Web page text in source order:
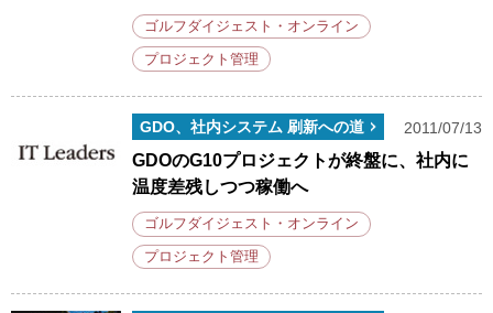
ゴルフダイジェスト・オンライン
プロジェクト管理
GDO、社内システム 刷新への道 2011/07/13
GDOのG10プロジェクトが終盤に、社内に
温度差残しつつ稼働へ
ゴルフダイジェスト・オンライン
プロジェクト管理